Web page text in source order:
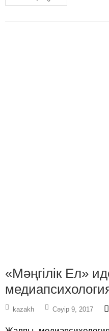
«Мәңгілік Ел»
kazakh Сәуір 9, 2017